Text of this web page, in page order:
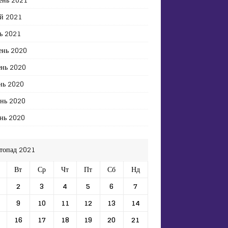
2021
2021
2020
2020
2020
2020
2020
2021
Вт Ср Чт Пт Сб
Нд
2 3 4 5 6
7
9 10 11 12 13
14
16 17 18 19 20 21